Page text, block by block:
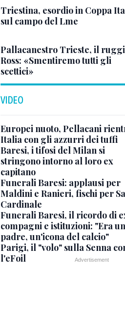
Triestina, esordio in Coppa
sul campo del Lme
Pallacanestro Trieste, il
Ross: «Smentiremo tutti gli
scettici»
VIDEO
Europei nuoto, Pellacani
Italia con gli azzurri dei tuffi
Baresi, i tifosi del Milan si
stringono intorno al loro ex
capitano
Funerali Baresi: applausi per
Maldini e Ranieri, fischi per
Cardinale
Funerali Baresi, il ricordo di
compagni e istituzioni: "Era un
padre, un'icona del calcio"
Parigi, il "volo" sulla Senna
l'eFoil